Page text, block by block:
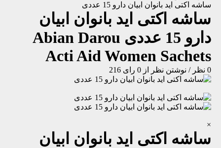
ساشه اکتی اید بانوان ابیان دارو 15 عددی
ساشه اکتی اید بانوان ابیان
دارو 15 عددی
Abian Darou
Acti Aid Women Sachets
0 نظر / نوشتن نظر از 0 رای 216
×
ساشه اکتی اید بانوان ابیان